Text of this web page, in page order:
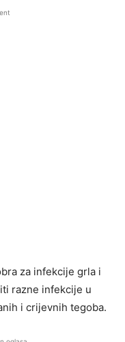
za infekcije grla i
razne infekcije u
i crijevnih tegoba.